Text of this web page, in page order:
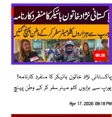
06:28
پاکستانی نژاد خاتون بائیکر کا منفرد کارنامہ!
یورپ سے ہزاروں کلو میٹر سفر کر کے وطن پہنچ
Apr 17, 2026 08:18 PM